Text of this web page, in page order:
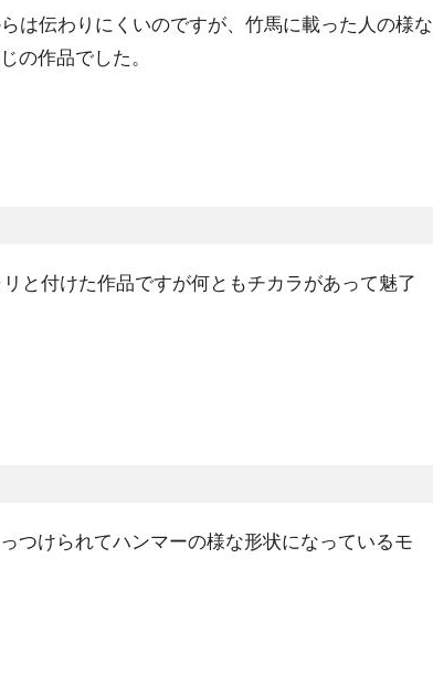
は伝わりにくいのですが、竹馬に載った人の様な
の作品でした。
と付けた作品ですが何ともチカラがあって魅了
つけられてハンマーの様な形状になっているモ